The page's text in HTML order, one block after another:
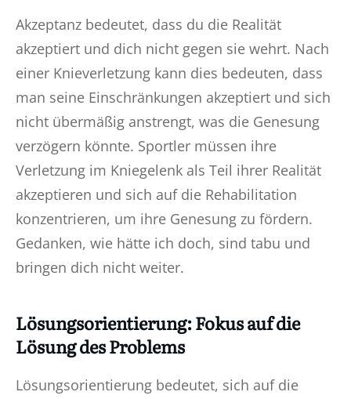
Akzeptanz bedeutet, dass du die Realität
akzeptiert und dich nicht gegen sie wehrt. Nach
einer Knieverletzung kann dies bedeuten, dass
man seine Einschränkungen akzeptiert und sich
nicht übermäßig anstrengt, was die Genesung
verzögern könnte. Sportler müssen ihre
Verletzung im Kniegelenk als Teil ihrer Realität
akzeptieren und sich auf die Rehabilitation
konzentrieren, um ihre Genesung zu fördern.
Gedanken, wie hätte ich doch, sind tabu und
bringen dich nicht weiter.
Lösungsorientierung: Fokus auf die
Lösung des Problems
Lösungsorientierung bedeutet, sich auf die